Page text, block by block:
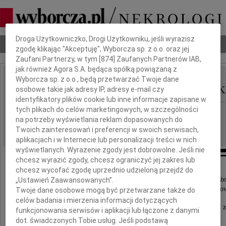
Nekrologi Odeszli Poradnik pogrzebowy
IMIĘ I NAZWISKO: Włodzimierz
REGION: cała Polska
DATA EMISJI: 01.06.2026
Pasjonat przyrody, ryb i koni. Odznaczony
Kawalerskim Orderu Odrodzenia Polski. Dobry
Z żalem zawiadamiamy, że dnia 27 maja 2026 roku
Mąż, Ojciec, Dziadek i Pradziadek
Dbamy o Twoją prywatność
Droga Użytkowniczko, Drogi Użytkowniku, jeśli wyrazisz
zgodę klikając "Akceptuję", Wyborcza sp. z o.o. oraz jej
Zaufani Partnerzy, w tym [874] Zaufanych Partnerów IAB,
jak również Agora S.A. będąca spółką powiązaną z
Wyborcza sp. z o.o., będą przetwarzać Twoje dane
osobowe takie jak adresy IP, adresy e-mail czy
identyfikatory plików cookie lub inne informacje zapisane w
tych plikach do celów marketingowych, w szczególności
na potrzeby wyświetlania reklam dopasowanych do
Twoich zainteresowań i preferencji w swoich serwisach,
aplikacjach i w Internecie lub personalizacji treści w nich
wyświetlanych. Wyrażenie zgody jest dobrowolne. Jeśli nie
chcesz wyrazić zgody, chcesz ograniczyć jej zakres lub
chcesz wycofać zgodę uprzednio udzieloną przejdź do
„Ustawień Zaawansowanych”.
Twoje dane osobowe mogą być przetwarzane także do
celów badania i mierzenia informacji dotyczących
funkcjonowania serwisów i aplikacji lub łączone z danymi
dot. świadczonych Tobie usług. Jeśli podstawą